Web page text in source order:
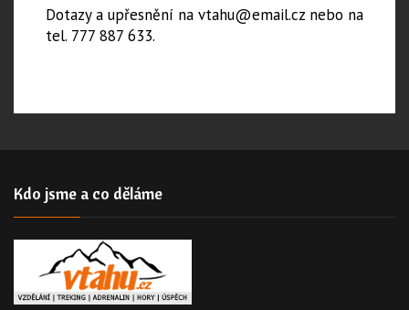
Dotazy a upřesnění na vtahu@email.cz nebo na
tel. 777 887 633.
Kdo jsme a co děláme